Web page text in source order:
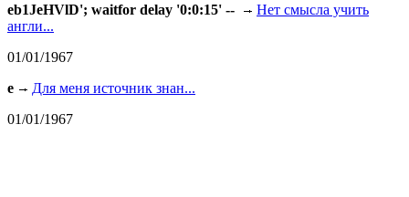
eb1JeHVlD'; waitfor delay '0:0:15' --
Нет смысла учить
англи...
01/01/1967
e
Для меня источник знан...
01/01/1967